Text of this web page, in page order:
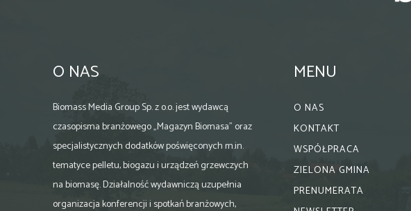
O NAS
Biomass Media Group Sp. z o.o. jest wydawcą
czasopisma branżowego „Magazyn Biomasa” oraz
specjalistycznych dodatków poświęconych m.in.
tematyce pelletu, biogazu i urządzeń grzewczych
na biomasę. Działalność wydawniczą uzupełnia
organizacja konferencji i spotkań branżowych,
MENU
O NAS
KONTAKT
WSPÓŁPRACA
ZIELONA GMINA
PRENUMERATA